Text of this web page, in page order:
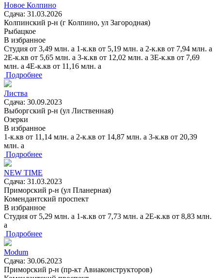
Новое Колпино
Сдача: 31.03.2026
Колпинский р-н (г Колпино, ул Загородная)
Рыбацкое
В избранное
Студия от 3,49 млн. a 1-к.кв от 5,19 млн. a 2-к.кв от 7,94 млн. a
2Е-к.кв от 5,65 млн. a 3-к.кв от 12,02 млн. a 3Е-к.кв от 7,69
млн. a 4Е-к.кв от 11,16 млн. a
Подробнее
Листва
Сдача: 30.09.2023
Выборгский р-н (ул Лиственная)
Озерки
В избранное
1-к.кв от 11,14 млн. a 2-к.кв от 14,87 млн. a 3-к.кв от 20,39
млн. a
Подробнее
NEW TIME
Сдача: 31.03.2023
Приморский р-н (ул Планерная)
Комендантский проспект
В избранное
Студия от 5,29 млн. a 1-к.кв от 7,73 млн. a 2Е-к.кв от 8,83 млн.
a
Подробнее
Modum
Сдача: 30.06.2023
Приморский р-н (пр-кт Авиаконструкторов)